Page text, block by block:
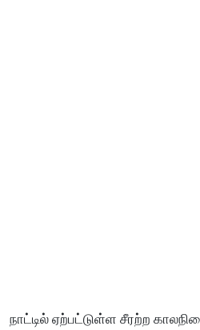
நாட்டில் ஏற்பட்டுள்ள சீரற்ற